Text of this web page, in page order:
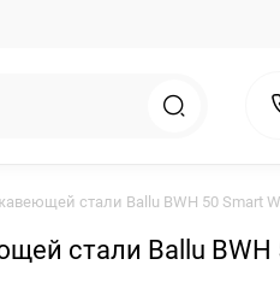
стали Ballu BWH 50 Smart
стали Ballu BWH